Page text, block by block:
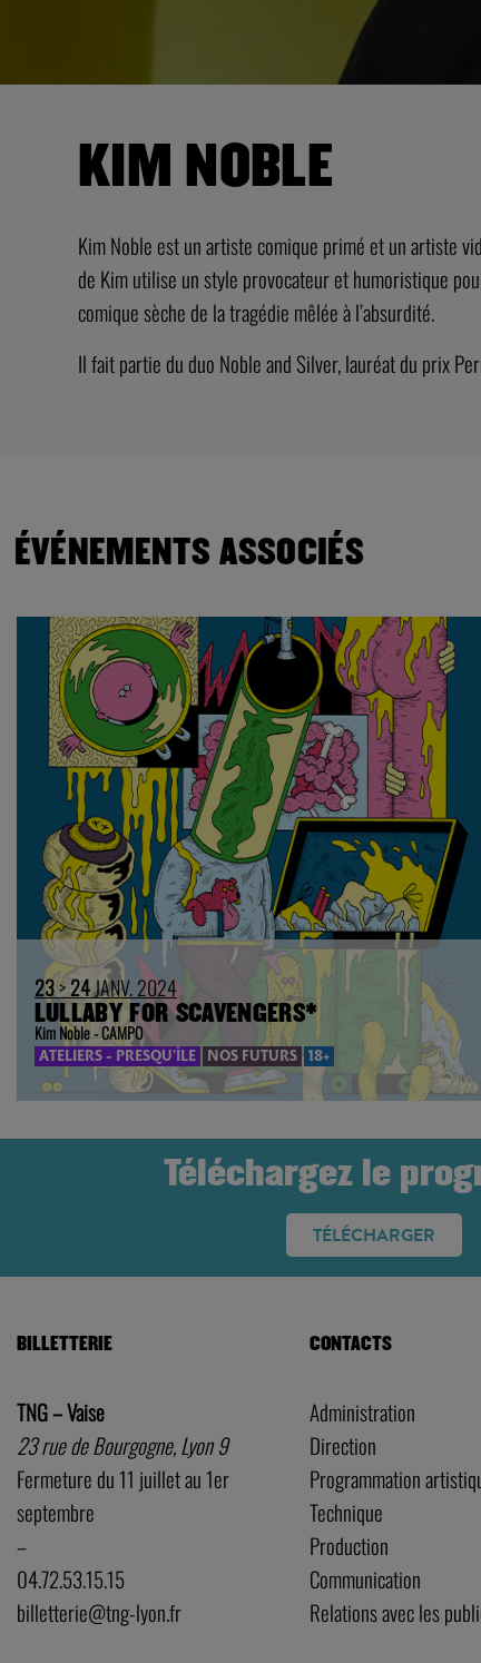
KIM NOBLE
Kim Noble est un artiste comique primé et un artiste
de Kim utilise un style provocateur et humoristique
comique sèche de la tragédie mêlée à l’absurdité.
Il fait partie du duo Noble and Silver, lauréat du prix
ÉVÉNEMENTS ASSOCIÉS
23>24JANV. 2024
LULLABY FOR SCAVENGERS*
Kim Noble - CAMPO
ATELIERS - PRESQU'ÎLE NOS FUTURS 18+
Téléchargez le
TÉLÉCHARGER
BILLETTERIE
TNG – Vaise
23 rue de Bourgogne, Lyon 9
Fermeture du 11 juillet au 1er
septembre
–
04.72.53.15.15
billetterie@tng-lyon.fr
CONTACTS
Administration
Direction
Programmation
Technique
Production
Communication
Relations avec les